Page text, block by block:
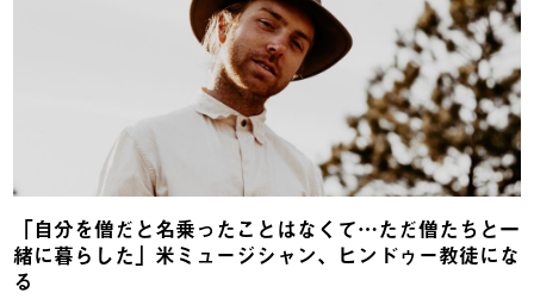
「自分を僧だと名乗ったことはなくて…ただ僧たちと一
緒に暮らした」米ミュージシャン、ヒンドゥー教徒にな
る